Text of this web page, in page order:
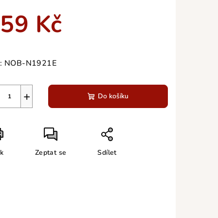
Kč
NOB-N1921E
+ Do košíku
Zeptat se Sdílet